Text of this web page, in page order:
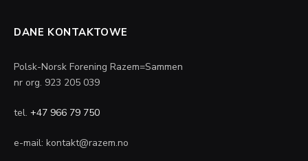
DANE KONTAKTOWE
Polsk-Norsk Forening Razem=Sammen
nr org. 923 205 039
tel. +47 966 79 750
e-mail: kontakt@razem.no